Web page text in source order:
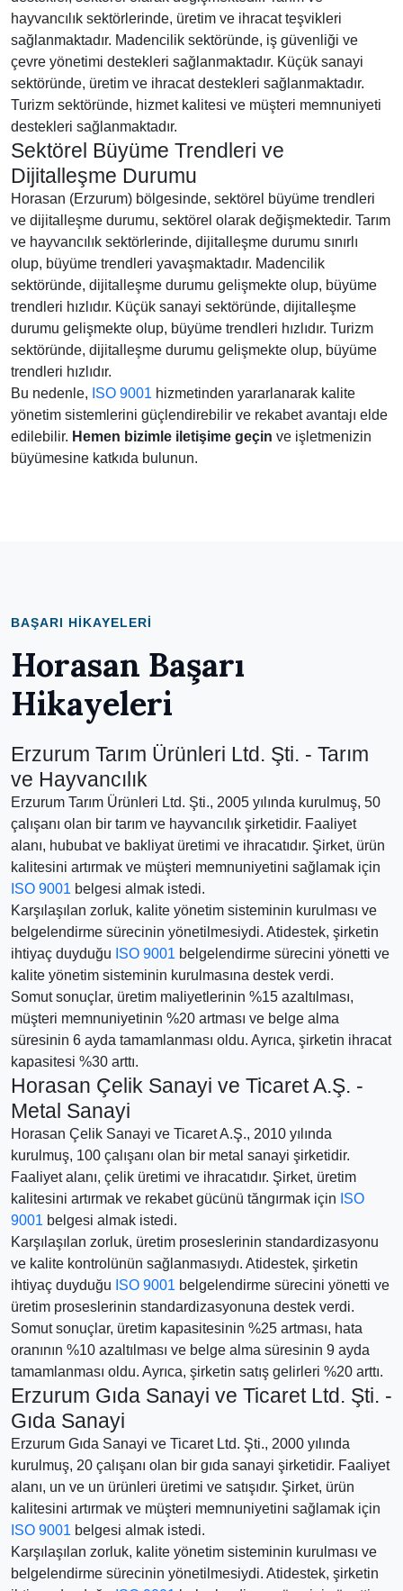
hayvancılık sektörlerinde, üretim ve ihracat teşvikleri
sağlanmaktadır. Madencilik sektöründe, iş güvenliği ve
çevre yönetimi destekleri sağlanmaktadır. Küçük sanayi
sektöründe, üretim ve ihracat destekleri sağlanmaktadır.
Turizm sektöründe, hizmet kalitesi ve müşteri memnuniyeti
destekleri sağlanmaktadır.
Sektörel Büyüme Trendleri ve
Dijitalleşme Durumu
Horasan (Erzurum) bölgesinde, sektörel büyüme trendleri
ve dijitalleşme durumu, sektörel olarak değişmektedir. Tarım
ve hayvancılık sektörlerinde, dijitalleşme durumu sınırlı
olup, büyüme trendleri yavaşmaktadır. Madencilik
sektöründe, dijitalleşme durumu gelişmekte olup, büyüme
trendleri hızlıdır. Küçük sanayi sektöründe, dijitalleşme
durumu gelişmekte olup, büyüme trendleri hızlıdır. Turizm
sektöründe, dijitalleşme durumu gelişmekte olup, büyüme
trendleri hızlıdır.
Bu nedenle, ISO 9001 hizmetinden yararlanarak kalite
yönetim sistemlerini güçlendirebilir ve rekabet avantajı elde
edilebilir. Hemen bizimle iletişime geçin ve işletmenizin
büyümesine katkıda bulunun.
BAŞARI HIKAYELERI
Horasan Başarı
Hikayeleri
Erzurum Tarım Ürünleri Ltd. Şti. - Tarım
ve Hayvancılık
Erzurum Tarım Ürünleri Ltd. Şti., 2005 yılında kurulmuş, 50
çalışanı olan bir tarım ve hayvancılık şirketidir. Faaliyet
alanı, hububat ve bakliyat üretimi ve ihracatıdır. Şirket, ürün
kalitesini artırmak ve müşteri memnuniyetini sağlamak için
ISO 9001 belgesi almak istedi.
Karşılaşılan zorluk, kalite yönetim sisteminin kurulması ve
belgelendirme sürecinin yönetilmesiydi. Atidestek, şirketin
ihtiyaç duyduğu ISO 9001 belgelendirme sürecini yönetti ve
kalite yönetim sisteminin kurulmasına destek verdi.
Somut sonuçlar, üretim maliyetlerinin %15 azaltılması,
müşteri memnuniyetinin %20 artması ve belge alma
süresinin 6 ayda tamamlanması oldu. Ayrıca, şirketin ihracat
kapasitesi %30 arttı.
Horasan Çelik Sanayi ve Ticaret A.Ş. -
Metal Sanayi
Horasan Çelik Sanayi ve Ticaret A.Ş., 2010 yılında
kurulmuş, 100 çalışanı olan bir metal sanayi şirketidir.
Faaliyet alanı, çelik üretimi ve ihracatıdır. Şirket, üretim
kalitesini artırmak ve rekabet gücünü tăngırmak için ISO
9001 belgesi almak istedi.
Karşılaşılan zorluk, üretim proseslerinin standardizasyonu
ve kalite kontrolünün sağlanmasıydı. Atidestek, şirketin
ihtiyaç duyduğu ISO 9001 belgelendirme sürecini yönetti ve
üretim proseslerinin standardizasyonuna destek verdi.
Somut sonuçlar, üretim kapasitesinin %25 artması, hata
oranının %10 azaltılması ve belge alma süresinin 9 ayda
tamamlanması oldu. Ayrıca, şirketin satış gelirleri %20 arttı.
Erzurum Gıda Sanayi ve Ticaret Ltd. Şti. -
Gıda Sanayi
Erzurum Gıda Sanayi ve Ticaret Ltd. Şti., 2000 yılında
kurulmuş, 20 çalışanı olan bir gıda sanayi şirketidir. Faaliyet
alanı, un ve un ürünleri üretimi ve satışıdır. Şirket, ürün
kalitesini artırmak ve müşteri memnuniyetini sağlamak için
ISO 9001 belgesi almak istedi.
Karşılaşılan zorluk, kalite yönetim sisteminin kurulması ve
belgelendirme sürecinin yönetilmesiydi. Atidestek, şirketin